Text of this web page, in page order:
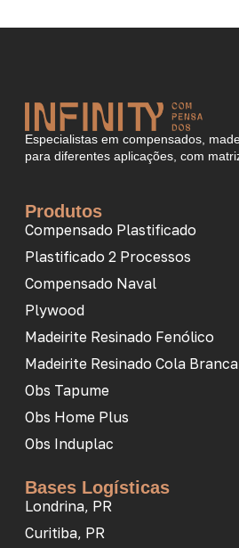
Especialistas em compensados,
para diferentes aplicações, com
Produtos
Compensado Plastificado
Plastificado 2 Processos
Compensado Naval
Plywood
Madeirite Resinado Fenólico
Madeirite Resinado Cola Branca
Obs Tapume
Obs Home Plus
Obs Induplac
Bases Logísticas
Londrina, PR
Curitiba, PR